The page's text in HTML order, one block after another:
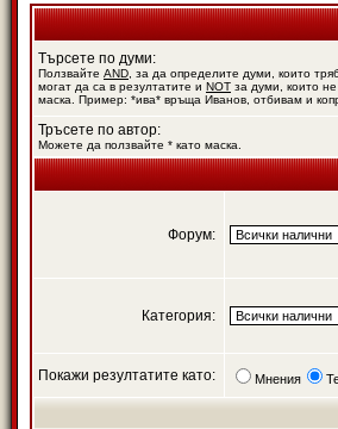
Търсете по думи:
Ползвайте AND , за да определите думи, които
могат да са в резултатите и NOT за думи, които
маска. Пример: *ива* връща Иванов, отбивам и
Тръсете по автор:
Можете да ползвайте * като маска.
Форум:
Категория:
Покажи резултатите като: Мнения